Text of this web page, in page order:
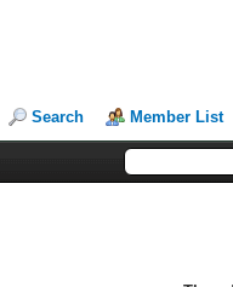
Search Member List